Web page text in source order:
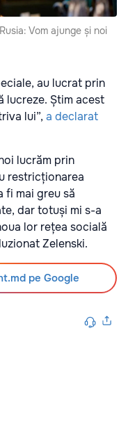
Vom ajunge și noi
au lucrat prin
lucreze. Știm acest
lui”, a declarat
lucrăm prin
restricționarea
fi mai greu să
dar totuși mi s-a
lor rețea socială
Zelenski.
pe Google